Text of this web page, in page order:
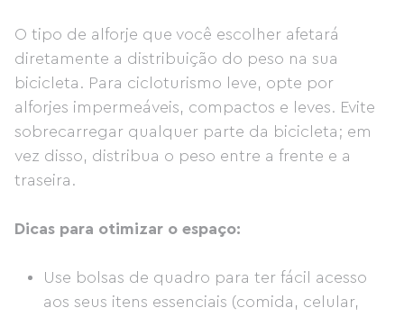
O tipo de alforje que você escolher afetará
diretamente a distribuição do peso na sua
bicicleta. Para cicloturismo leve, opte por
alforjes impermeáveis, compactos e leves. Evite
sobrecarregar qualquer parte da bicicleta; em
vez disso, distribua o peso entre a frente e a
traseira.
Dicas para otimizar o espaço:
Use bolsas de quadro para ter fácil acesso
aos seus itens essenciais (comida, celular,